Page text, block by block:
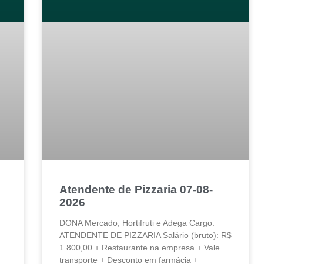
Atendente de Pizzaria 07-08-
2026
DONA Mercado, Hortifruti e Adega Cargo:
ATENDENTE DE PIZZARIA Salário (bruto): R$
1.800,00 + Restaurante na empresa + Vale
transporte + Desconto em farmácia +